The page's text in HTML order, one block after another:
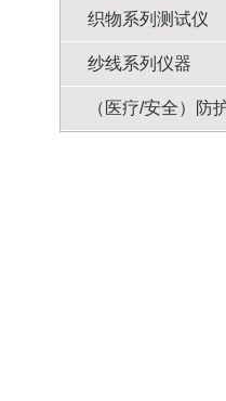
织物系列测试仪
纱线系列仪器